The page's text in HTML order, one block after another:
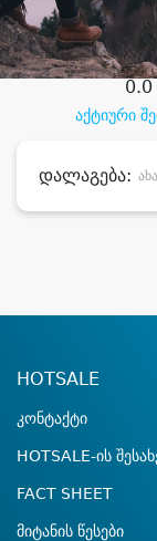
აქტიური
0.0
დალაგება:
HOTSALE
კონტაქტი
HOTSALE-ის
FACT SHEET
მიტანის წესები